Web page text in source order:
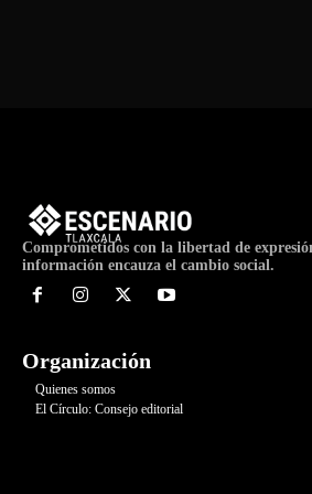
Comprometidos con la libertad de
información encauza el cambio social.
Organización
Quienes somos
El Círculo: Consejo editorial